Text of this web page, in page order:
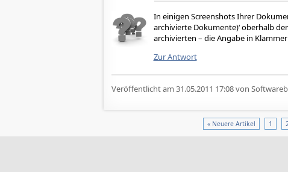
In einigen Screenshots Ihrer
archivierte Dokumente)‘ oberhalb
archivierten – die Angabe in
Zur Antwort
Veröffentlicht am 31.05.2011 17:08von
« Neuere Artikel 1